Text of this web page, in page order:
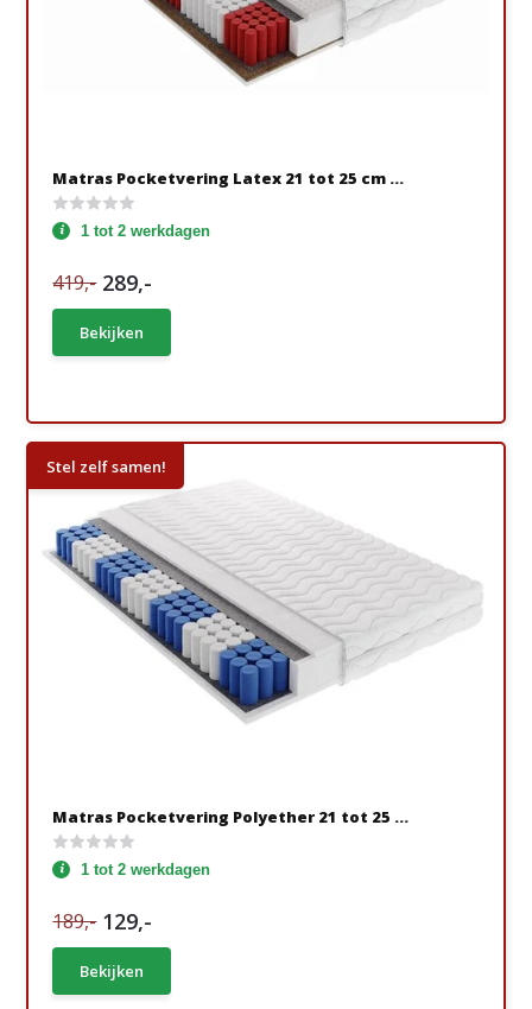
Matras Pocketvering Latex 21 tot 25 cm ...
1 tot 2 werkdagen
419,- 289,-
Bekijken
Stel zelf samen!
Matras Pocketvering Polyether 21 tot 25 ...
1 tot 2 werkdagen
189,- 129,-
Bekijken